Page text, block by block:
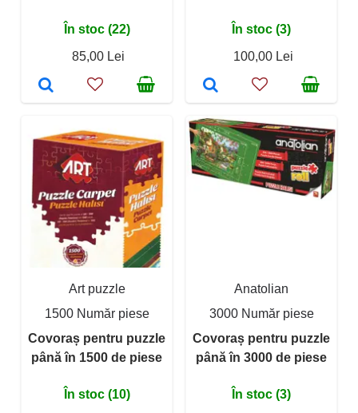
În stoc (22)
85,00 Lei
În stoc (3)
100,00 Lei
Art puzzle
1500 Număr piese
Covoraș pentru puzzle
până în 1500 de piese
În stoc (10)
Anatolian
3000 Număr piese
Covoraș pentru puzzle
până în 3000 de piese
În stoc (3)